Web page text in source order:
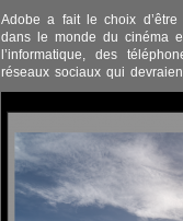
Adobe a fait le choix
dans le monde du cinéma
l’informatique, des
réseaux sociaux qui